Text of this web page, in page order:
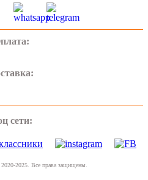
сети:
2025. Все права защищены.